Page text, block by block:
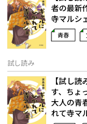
者の最新
寺マルシ
青春
試し読み
【試し
す、ちょ
大人の青
れて寺マ